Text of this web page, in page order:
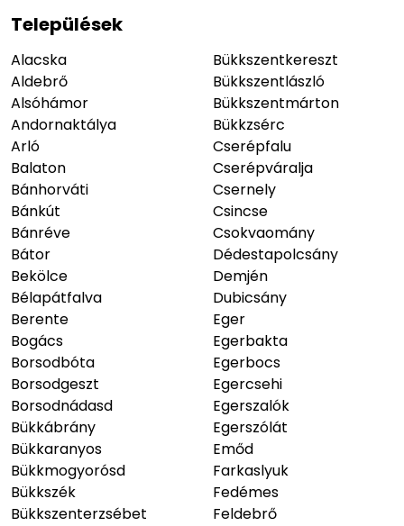
Települések
Alacska
Aldebrő
Alsóhámor
Andornaktálya
Arló
Balaton
Bánhorváti
Bánkút
Bánréve
Bátor
Bekölce
Bélapátfalva
Berente
Bogács
Borsodbóta
Borsodgeszt
Borsodnádasd
Bükkábrány
Bükkaranyos
Bükkmogyorósd
Bükkszék
Bükkszenterzsébet
Bükkszentkereszt
Bükkszentlászló
Bükkszentmárton
Bükkzsérc
Cserépfalu
Cserépváralja
Csernely
Csincse
Csokvaomány
Dédestapolcsány
Demjén
Dubicsány
Eger
Egerbakta
Egerbocs
Egercsehi
Egerszalók
Egerszólát
Emőd
Farkaslyuk
Fedémes
Feldebrő